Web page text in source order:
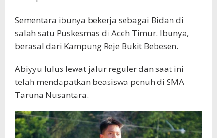
Sementara ibunya bekerja sebagai Bidan di
salah satu Puskesmas di Aceh Timur. Ibunya,
berasal dari Kampung Reje Bukit Bebesen.
Abiyyu lulus lewat jalur reguler dan saat ini
telah mendapatkan beasiswa penuh di SMA
Taruna Nusantara.